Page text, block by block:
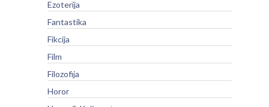
Ezoterija
Fantastika
Fikcija
Film
Filozofija
Horor